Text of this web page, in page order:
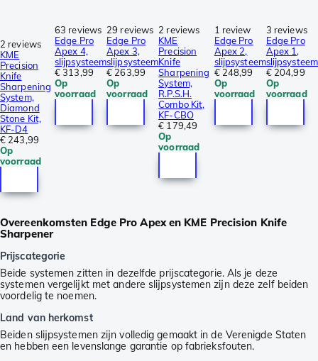
2 reviews
KME
Precision
Knife
Sharpening
System,
Diamond
Stone Kit,
KF-D4
€ 243,99
Op
voorraad
63 reviews
Edge Pro
Apex 4,
slijpsysteem
€ 313,99
Op
voorraad
29 reviews
Edge Pro
Apex 3,
slijpsysteem
€ 263,99
Op
voorraad
2 reviews
KME
Precision
Knife
Sharpening
System,
R.P.S.H.
Combo Kit,
KF-CBO
€ 179,49
Op
voorraad
1 review
Edge Pro
Apex 2,
slijpsysteem
€ 248,99
Op
voorraad
3 reviews
Edge Pro
Apex 1,
slijpsysteem
€ 204,99
Op
voorraad
Overeenkomsten Edge Pro Apex en KME Precision Knife
Sharpener
Prijscategorie
Beide systemen zitten in dezelfde prijscategorie. Als je deze
systemen vergelijkt met andere slijpsystemen zijn deze zelf beiden
voordelig te noemen.
Land van herkomst
Beiden slijpsystemen zijn volledig gemaakt in de Verenigde Staten
en hebben een levenslange garantie op fabrieksfouten.